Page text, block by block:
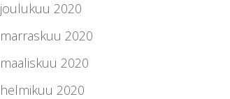
joulukuu 2020
marraskuu 2020
maaliskuu 2020
helmikuu 2020